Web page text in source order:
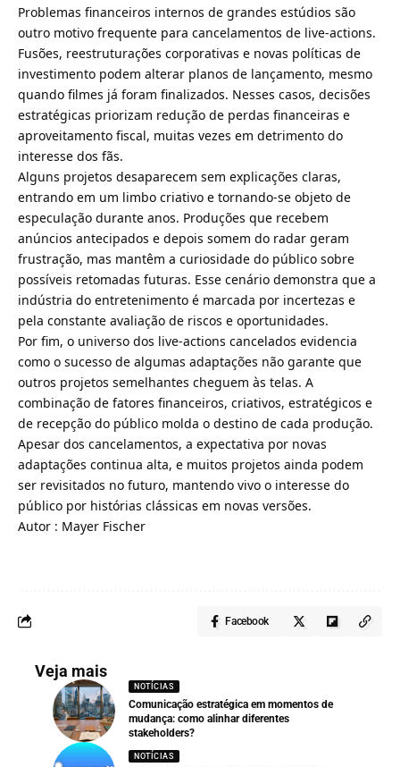
Problemas financeiros internos de grandes estúdios são
outro motivo frequente para cancelamentos de live-actions.
Fusões, reestruturações corporativas e novas políticas de
investimento podem alterar planos de lançamento, mesmo
quando filmes já foram finalizados. Nesses casos, decisões
estratégicas priorizam redução de perdas financeiras e
aproveitamento fiscal, muitas vezes em detrimento do
interesse dos fãs.
Alguns projetos desaparecem sem explicações claras,
entrando em um limbo criativo e tornando-se objeto de
especulação durante anos. Produções que recebem
anúncios antecipados e depois somem do radar geram
frustração, mas mantêm a curiosidade do público sobre
possíveis retomadas futuras. Esse cenário demonstra que a
indústria do entretenimento é marcada por incertezas e
pela constante avaliação de riscos e oportunidades.
Por fim, o universo dos live-actions cancelados evidencia
como o sucesso de algumas adaptações não garante que
outros projetos semelhantes cheguem às telas. A
combinação de fatores financeiros, criativos, estratégicos e
de recepção do público molda o destino de cada produção.
Apesar dos cancelamentos, a expectativa por novas
adaptações continua alta, e muitos projetos ainda podem
ser revisitados no futuro, mantendo vivo o interesse do
público por histórias clássicas em novas versões.
Autor : Mayer Fischer
Facebook
Veja mais
NOTÍCIAS
Comunicação estratégica em momentos de
mudança: como alinhar diferentes
stakeholders?
NOTÍCIAS